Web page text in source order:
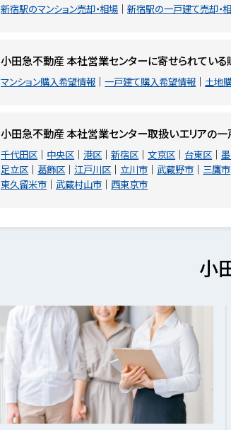
新宿駅のマンション売却・相場 新宿駅の一戸建て売却・
小田急不動産 本社営業センターに寄せられてい
マンション購入希望情報 一戸建て購入希望情報 土地
小田急不動産 本社営業センター取扱いエリアの
千代田区 中央区 港区 新宿区 文京区 台東区
足立区
葛飾区 江戸川区 立川市 武蔵野市 三鷹市
東久留米市
武蔵村山市 西東京市
小